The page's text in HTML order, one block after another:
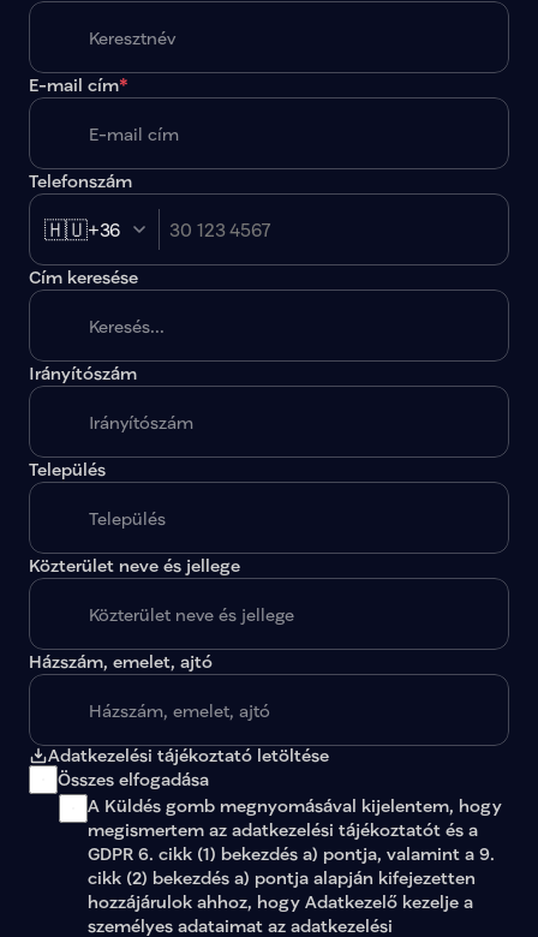
E-mail cím*
Telefonszám
🇭🇺+36
Cím keresése
Irányítószám
Település
Közterület neve és jellege
Házszám, emelet, ajtó
Adatkezelési tájékoztató letöltése
Összes elfogadása
A Küldés gomb megnyomásával kijelentem, hogy
megismertem az adatkezelési tájékoztatót és a
GDPR 6. cikk (1) bekezdés a) pontja, valamint a 9.
cikk (2) bekezdés a) pontja alapján kifejezetten
hozzájárulok ahhoz, hogy Adatkezelő kezelje a
személyes adataimat az adatkezelési